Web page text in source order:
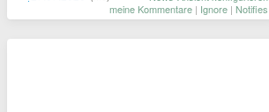
meine Kommentare | Ignore | Notifies